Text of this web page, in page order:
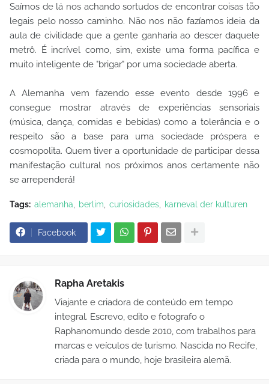
Saímos de lá nos achando sortudos de encontrar coisas tão
legais pelo nosso caminho. Não nos não fazíamos ideia da
aula de civilidade que a gente ganharia ao descer daquele
metrô. É incrível como, sim, existe uma forma pacífica e
muito inteligente de "brigar" por uma sociedade aberta.
A Alemanha vem fazendo esse evento desde 1996 e
consegue mostrar através de experiências sensoriais
(música, dança, comidas e bebidas) como a tolerância e o
respeito são a base para uma sociedade próspera e
cosmopolita. Quem tiver a oportunidade de participar dessa
manifestação cultural nos próximos anos certamente não
se arrependerá!
Tags: alemanha berlim curiosidades karneval der kulturen
Facebook
Rapha Aretakis
Viajante e criadora de conteúdo em tempo
integral. Escrevo, edito e fotografo o
Raphanomundo desde 2010, com trabalhos para
marcas e veículos de turismo. Nascida no Recife,
criada para o mundo, hoje brasileira alemã.